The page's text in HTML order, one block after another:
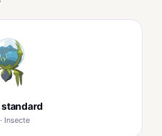
standard
Insecte